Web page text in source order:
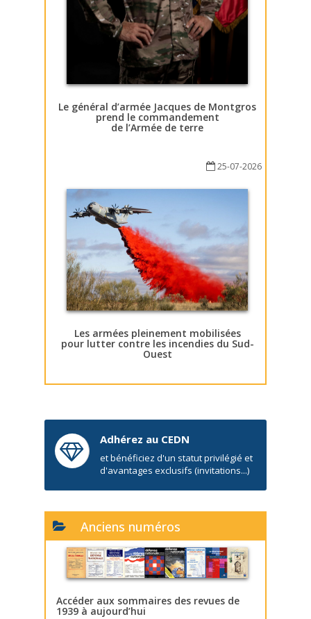
Le général d’armée Jacques de Montgros
prend le commandement
de l’Armée de terre
25-07-2026
Les armées pleinement mobilisées
pour lutter contre les incendies du Sud-
Ouest
Adhérez au CEDN
et bénéficiez d'un statut privilégié et
d'avantages exclusifs (invitations...)
Anciens numéros
Accéder aux sommaires des revues de
1939 à aujourd’hui